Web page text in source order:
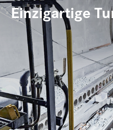
Einzigartige